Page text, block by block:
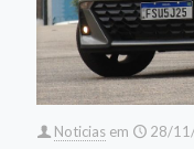
Noticias em 28/